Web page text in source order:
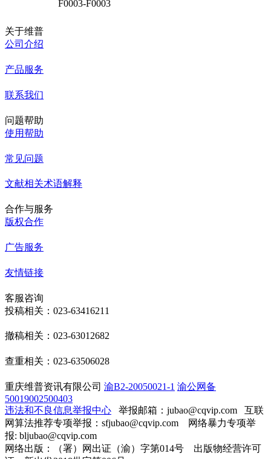
F0003-F0003
关于维普
公司介绍
产品服务
联系我们
问题帮助
使用帮助
常见问题
文献相关术语解释
合作与服务
版权合作
广告服务
友情链接
客服咨询
投稿相关：023-63416211
撤稿相关：023-63012682
查重相关：023-63506028
重庆维普资讯有限公司 渝B2-20050021-1 渝公网备
50019002500403
违法和不良信息举报中心 举报邮箱：jubao@cqvip.com 互联
网算法推荐专项举报：sfjubao@cqvip.com 网络暴力专项举
报: bljubao@cqvip.com
网络出版：（署）网出证（渝）字第014号 出版物经营许可